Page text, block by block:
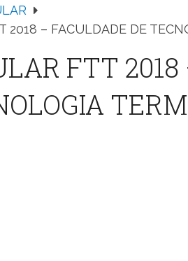
2018 – FACULDADE DE
FTT 2018